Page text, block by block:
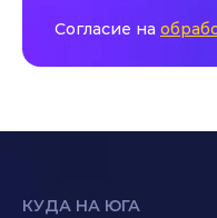
Согласие на
КУДА НА ЮГА